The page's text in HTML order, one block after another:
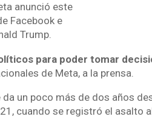
anunció este
Facebook e
Trump.
para poder tomar
de Meta, a la prensa.
un poco más de dos años
cuando se registró el asalto